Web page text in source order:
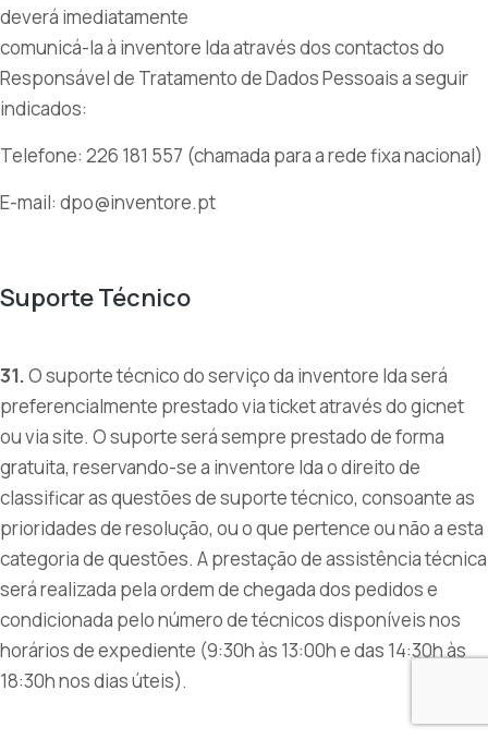
deverá imediatamente
comunicá-la à inventore lda através dos contactos do
Responsável de Tratamento de Dados Pessoais a seguir
indicados:
Telefone: 226 181 557 (chamada para a rede fixa nacional)
E-mail: dpo@inventore.pt
Suporte Técnico
31.O suporte técnico do serviço da inventore lda será
preferencialmente prestado via ticket através do gicnet
ou via site. O suporte será sempre prestado de forma
gratuita, reservando-se a inventore lda o direito de
classificar as questões de suporte técnico, consoante as
prioridades de resolução, ou o que pertence ou não a esta
categoria de questões. A prestação de assistência técnica
será realizada pela ordem de chegada dos pedidos e
condicionada pelo número de técnicos disponíveis nos
horários de expediente (9:30h às 13:00h e das 14:30h às
18:30h nos dias úteis).